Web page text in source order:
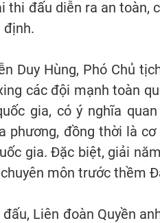
thi đấu diễn ra an toàn,
định.
Duy Hùng, Phó Chủ
các đội mạnh toàn
gia, có ý nghĩa
phương, đồng thời là
gia. Đặc biệt, giải
môn trước thềm
Liên đoàn Quyền